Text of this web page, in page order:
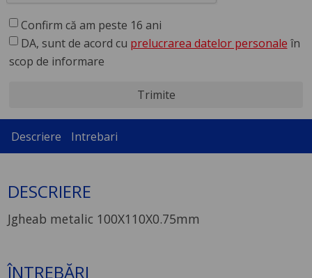
Confirm că am peste 16 ani
DA, sunt de acord cu prelucrarea datelor personale în
scop de informare
Trimite
Descriere Intrebari
DESCRIERE
Jgheab metalic 100X110X0.75mm
ÎNTREBĂRI